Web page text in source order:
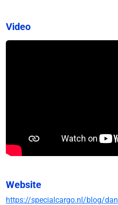
Video
Website
https://specialcargo.nl/blog/